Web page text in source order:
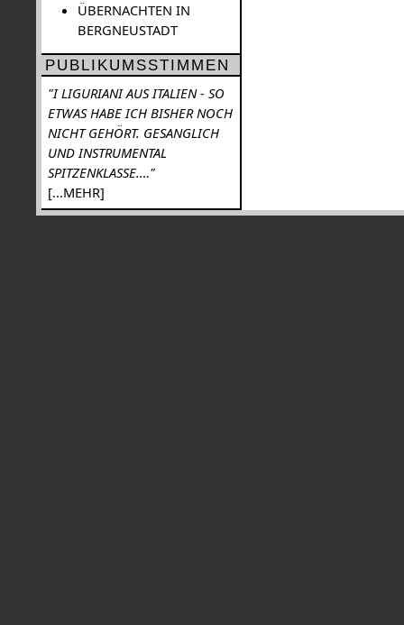
ÜBERNACHTEN IN
BERGNEUSTADT
PUBLIKUMSSTIMMEN
"I LIGURIANI AUS ITALIEN - SO
ETWAS HABE ICH BISHER NOCH
NICHT GEHÖRT. GESANGLICH
UND INSTRUMENTAL
SPITZENKLASSE.…"
[...MEHR]